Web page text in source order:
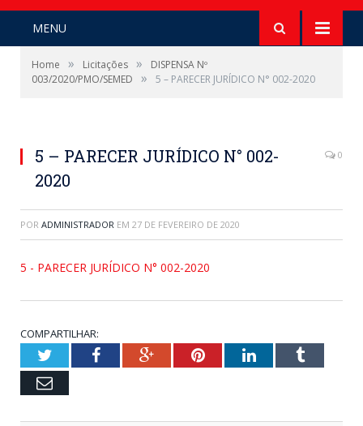
MENU
Home » Licitações »
DISPENSA Nº
003/2020/PMO/SEMED
» 5 – PARECER JURÍDICO N° 002-2020
5 – PARECER JURÍDICO N° 002-
2020
0
POR ADMINISTRADOR EM 27 DE FEVEREIRO DE 2020
5 - PARECER JURÍDICO N° 002-2020
COMPARTILHAR:
TwitterFacebookGoogle+PinterestLinkedInTumblr
Email